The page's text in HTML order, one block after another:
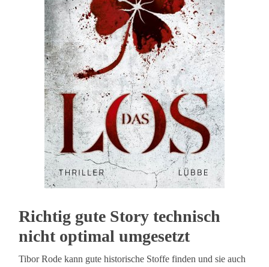
Richtig gute Story technisch
nicht optimal umgesetzt
Tibor Rode kann gute historische Stoffe finden und sie auch